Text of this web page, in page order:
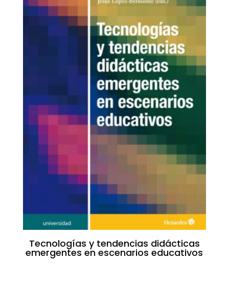
Tecnologías y tendencias didácticas
emergentes en escenarios educativos